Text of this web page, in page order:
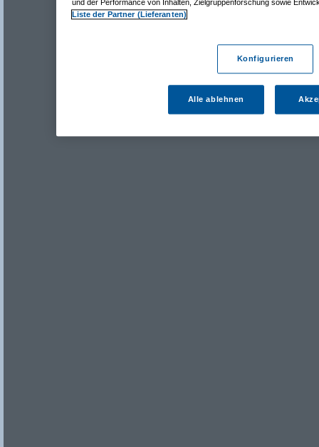
und der Performance von Inhalten, Zielgruppenforschung sowie
Liste der Partner (Lieferanten)
Konfigurieren
Alle ablehnen